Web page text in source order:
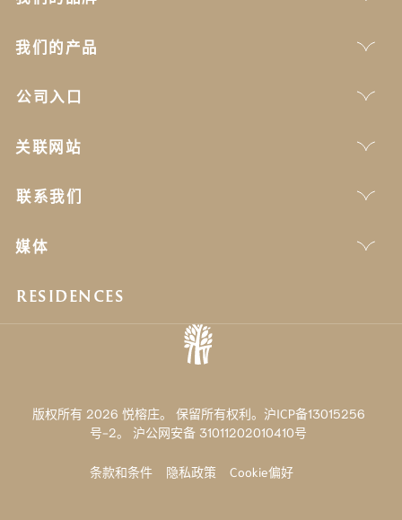
我们的产品
公司入口
关联网站
联系我们
媒体
RESIDENCES
版权所有 2026 悦榕庄。 保留所有权利。沪ICP备13015256
号-2。 沪公网安备 31011202010410号
条款和条件 隐私政策 Cookie偏好